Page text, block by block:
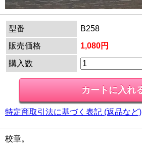
型番
B258
販売価格
1,080円
購入数
特定商取引法に基づく表記 (返品など)
校章。